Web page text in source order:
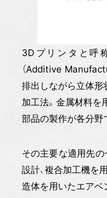
3Dプリンタと呼
（Additive
排出しながら立体
加工法。金属材料を
部品の製作が各分野
その主要な適用先
設計、複合加工機を
造体を用いたエアベ